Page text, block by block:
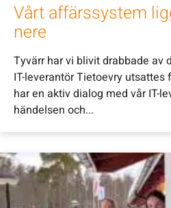
Vårt affärssystem
nere
Tyvärr har vi blivit drabbade av
IT-leverantör Tietoevry
har en aktiv dialog med vår IT-
händelsen och...